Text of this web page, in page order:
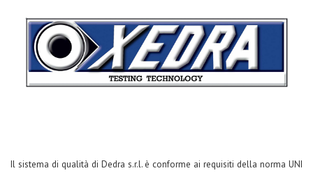
Il sistema di qualità di Dedra s.r.l. è conforme ai requisiti della norma UNI